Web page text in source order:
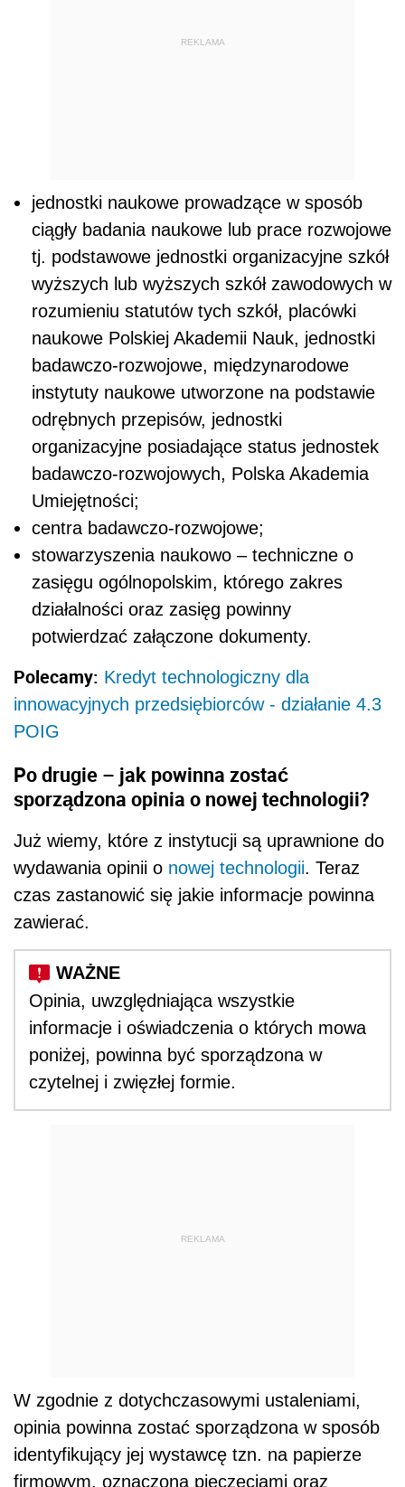
REKLAMA
jednostki naukowe prowadzące w sposób
ciągły badania naukowe lub prace rozwojowe
tj. podstawowe jednostki organizacyjne szkół
wyższych lub wyższych szkół zawodowych w
rozumieniu statutów tych szkół, placówki
naukowe Polskiej Akademii Nauk, jednostki
badawczo-rozwojowe, międzynarodowe
instytuty naukowe utworzone na podstawie
odrębnych przepisów, jednostki
organizacyjne posiadające status jednostek
badawczo-rozwojowych, Polska Akademia
Umiejętności;
centra badawczo-rozwojowe;
stowarzyszenia naukowo – techniczne o
zasięgu ogólnopolskim, którego zakres
działalności oraz zasięg powinny
potwierdzać załączone dokumenty.
Polecamy: Kredyt technologiczny dla
innowacyjnych przedsiębiorców - działanie 4.3
POIG
Po drugie – jak powinna zostać
sporządzona opinia o nowej technologii?
Już wiemy, które z instytucji są uprawnione do
wydawania opinii o nowej technologii. Teraz
czas zastanowić się jakie informacje powinna
zawierać.
Opinia, uwzględniająca wszystkie
informacje i oświadczenia o których mowa
poniżej, powinna być sporządzona w
czytelnej i zwięzłej formie.
REKLAMA
W zgodnie z dotychczasowymi ustaleniami,
opinia powinna zostać sporządzona w sposób
identyfikujący jej wystawcę tzn. na papierze
firmowym, oznaczona pieczęciami oraz